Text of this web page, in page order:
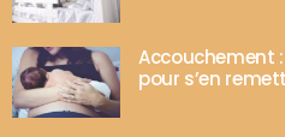
Accouchement
pour s’en